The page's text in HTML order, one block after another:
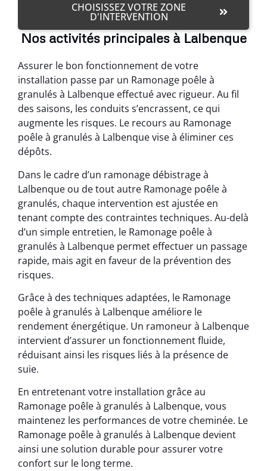
CHOISISSEZ VOTRE ZONE
D'INTERVENTION
Nos activités principales à Lalbenque
Assurer le bon fonctionnement de votre
installation passe par un Ramonage poêle à
granulés à Lalbenque effectué avec rigueur. Au fil
des saisons, les conduits s’encrassent, ce qui
augmente les risques. Le recours au Ramonage
poêle à granulés à Lalbenque vise à éliminer ces
dépôts.
Dans le cadre d’un ramonage débistrage à
Lalbenque ou de tout autre Ramonage poêle à
granulés, chaque intervention est ajustée en
tenant compte des contraintes techniques. Au-delà
d’un simple entretien, le Ramonage poêle à
granulés à Lalbenque permet effectuer un passage
rapide, mais agit en faveur de la prévention des
risques.
Grâce à des techniques adaptées, le Ramonage
poêle à granulés à Lalbenque améliore le
rendement énergétique. Un ramoneur à Lalbenque
intervient d’assurer un fonctionnement fluide,
réduisant ainsi les risques liés à la présence de
suie.
En entretenant votre installation grâce au
Ramonage poêle à granulés à Lalbenque, vous
maintenez les performances de votre cheminée. Le
Ramonage poêle à granulés à Lalbenque devient
ainsi une solution durable pour assurer votre
confort sur le long terme.